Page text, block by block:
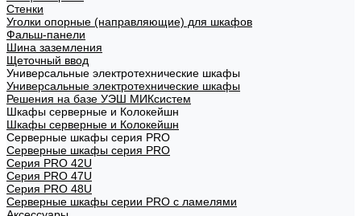
Стенки
Уголки опорные (направляющие) для шкафов
Фальш-панели
Шина заземления
Щеточный ввод
Универсальные электротехнические шкафы
Универсальные электротехнические шкафы
Решения на базе УЭШ МИКсистем
Шкафы серверные и Колокейшн
Шкафы серверные и Колокейшн
Серверные шкафы серия PRO
Серверные шкафы серия PRO
Серия PRO 42U
Серия PRO 47U
Серия PRO 48U
Серверные шкафы серии PRO с ламелями